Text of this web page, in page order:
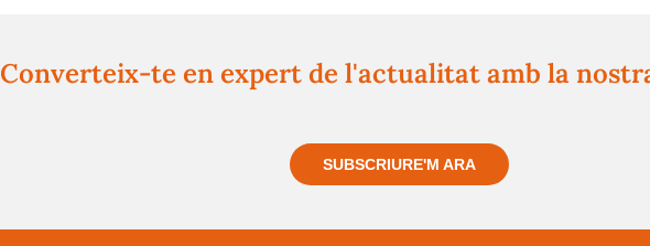
Converteix-te en expert de l'actualitat amb la
SUBSCRIURE'M ARA